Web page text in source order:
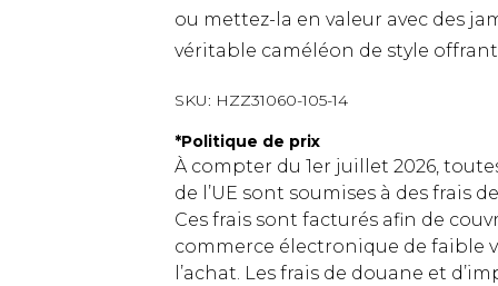
ou mettez-la en valeur avec des
véritable caméléon de style
SKU: HZZ31060-105-14
*Politique de prix
À compter du 1er juillet 2026,
de l’UE sont soumises à des frais
Ces frais sont facturés afin de
commerce électronique de faible
l’achat. Les frais de douane et